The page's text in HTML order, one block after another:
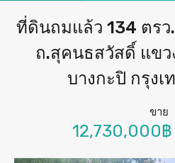
ที่ดินถมแล้ว 134 ตรว
ถ.สุคนธสวัสดิ์ แขว
บางกะปิ กรุง
ขาย
12,730,000฿